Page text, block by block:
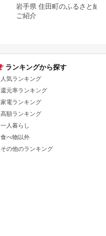
岩手県 住田町のふるさと納
ご紹介
ランキングから探す
人気ランキング
還元率ランキング
家電ランキング
高額ランキング
一人暮らし
食べ物以外
その他のランキング